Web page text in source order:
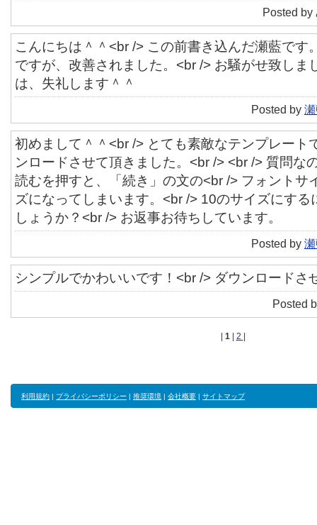
Posted by
こんにちは＾＾<br /> この前書き込んだ瀬藍です
ですが、改善されました。<br /> お騒がせ致しま
は、失礼します＾＾
Posted by
初めまして＾＾<br /> とても素敵なテンプレート
ンロードさせて頂きました。<br /> <br /> 質問な
読むを押すと、「続き」の文の<br /> フォントサ
ズになってしまいます。<br /> 10のサイズにする
しょうか？<br /> お返事お待ちしています。
Posted by
シンプルでかわいいです！<br /> ダウンロードさ
Posted
1 2
利用規約 | プライバシーポリシー | 推奨環境 | 会社概要 | サイトマップ